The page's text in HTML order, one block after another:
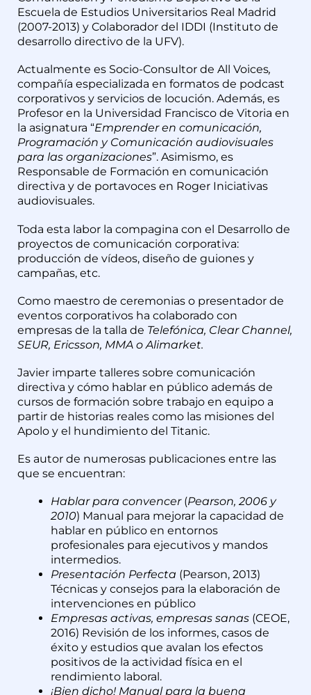
Escuela de Estudios Universitarios Real Madrid
(2007-2013) y Colaborador del IDDI (Instituto de
desarrollo directivo de la UFV).
Actualmente es Socio-Consultor de All Voices,
compañía especializada en formatos de podcast
corporativos y servicios de locución. Además, es
Profesor en la Universidad Francisco de Vitoria en
la asignatura “Emprender en comunicación,
Programación y Comunicación audiovisuales
para las organizaciones”. Asimismo, es
Responsable de Formación en comunicación
directiva y de portavoces en Roger Iniciativas
audiovisuales.
Toda esta labor la compagina con el Desarrollo de
proyectos de comunicación corporativa:
producción de vídeos, diseño de guiones y
campañas, etc.
Como maestro de ceremonias o presentador de
eventos corporativos ha colaborado con
empresas de la talla de Telefónica, Clear Channel,
SEUR, Ericsson, MMA o Alimarket.
Javier imparte talleres sobre comunicación
directiva y cómo hablar en público además de
cursos de formación sobre trabajo en equipo a
partir de historias reales como las misiones del
Apolo y el hundimiento del Titanic.
Es autor de numerosas publicaciones entre las
que se encuentran:
Hablar para convencer(Pearson, 2006 y
2010) Manual para mejorar la capacidad de
hablar en público en entornos
profesionales para ejecutivos y mandos
intermedios.
Presentación Perfecta (Pearson, 2013)
Técnicas y consejos para la elaboración de
intervenciones en público
Empresas activas, empresas sanas (CEOE,
2016) Revisión de los informes, casos de
éxito y estudios que avalan los efectos
positivos de la actividad física en el
rendimiento laboral.
¡Bien dicho! Manual para la buena